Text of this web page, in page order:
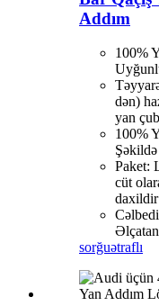
Addım
100%
dən)
yan
100%
Paket:
cüt
daxildir
sorğuətraflı